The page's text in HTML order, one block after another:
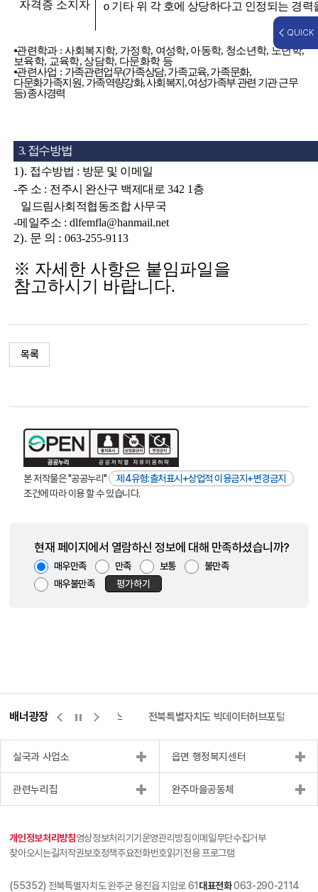
자격증 소지자
ｏ 기타 위 각 호에 상당하다고 인정되는 경력
⦁관련학과 : 사회복지학, 가정학, 여성학, 아동학, 청소년학, 노년학,
보육학, 교육학,상담학, 다문화학 등
⦁관련사업 : 가족관련업무(가족상담,가족교육,가족문화,
다문화가족지원, 가족역량강화,사회복지 ,여성가족부 관련 기관 근무
등)종사경력
3. 접수방법
1). 접수방법 : 방문 및 이메일
-주 소 : 전주시 완산구 백제대로 342 1 층
일드림사회적협동조합 사무국
-메일주소 : dlfemfla@hanmail.net
2). 문 의 : 063-255-9113
※ 자세한 사항은 붙임파일을
참고하시기 바랍니다.
목록
본 저작물은 "공공누리"
제4유형:출처표시+상업적 이용금지+변경금지
조건에 따라 이용 할 수 있습니다.
현재 페이지에서 열람하신 정보에 대해 만족하셨습니까?
매우만족 만족 보통
불만족
매우불만족
평가하기
QUICK
배너광장
량바로처리센터 위택스 전북특별자치도 빅데이터허브포털
실국과 사업소 읍면 행정복지센터
관련누리집 완주마을공동체
개인정보처리방침영상정보처리기기운영관리방침이메일무단수집거부
찾아오시는길저작권보호정책주요전화번호읽기전용 프로그램
(55352) 전북특별자치도 완주군 용진읍 지암로 61 대표전화063-290-2114